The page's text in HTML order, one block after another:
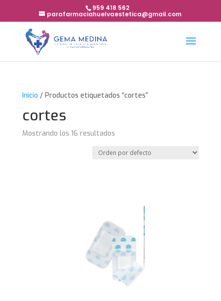
959 418 562
parafarmaciahuelvaestetica@gmail.com
Inicio / Productos etiquetados “cortes”
cortes
Mostrando los 16 resultados